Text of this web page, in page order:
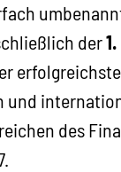
der
und
des